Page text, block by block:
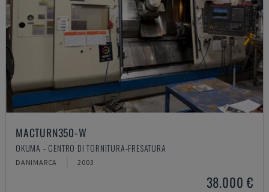
MACTURN350-W
OKUMA - CENTRO DI TORNITURA-FRESATURA
DANIMARCA 2003
38.000 €